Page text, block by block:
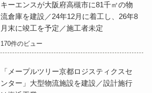
キーエンスが大阪府高槻市に81千㎡の物
流倉庫を建設／24年12月に着工し、26年8
月末に竣工を予定／施工者未定
170件のビュー
「メープルツリー京都ロジスティクスセ
ンター」大型物流施設を建設／設計施行